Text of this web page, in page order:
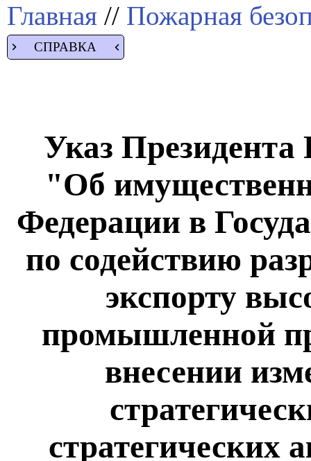
Главная // Пожарная
СПРАВКА
Указ Президента
"Об
Федерации в
по содействию
экспорту
промышленной
внесении
стратегических